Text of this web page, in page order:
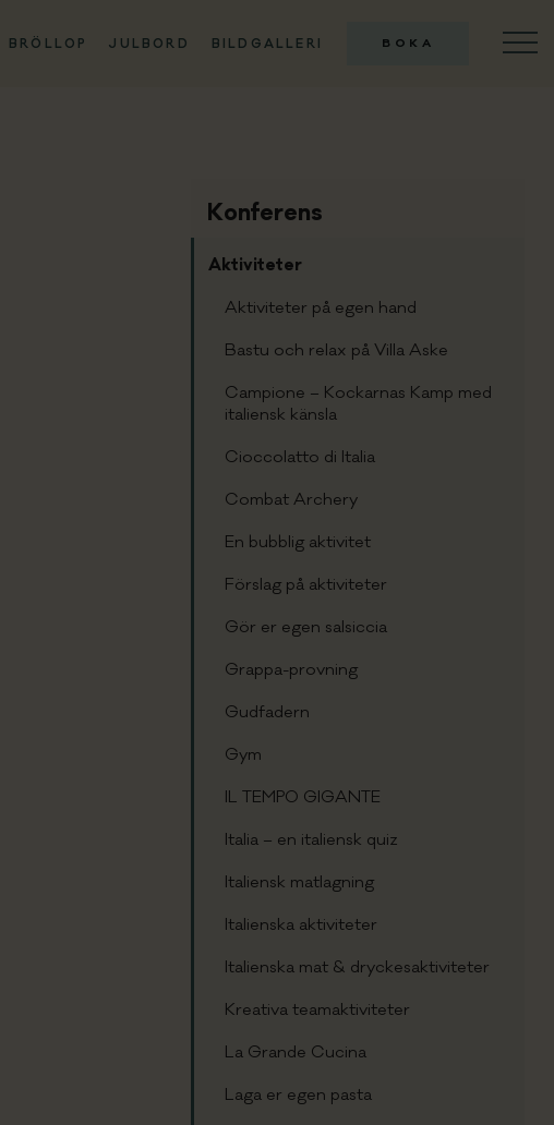
BRÖLLOP JULBORD BILDGALLERI BOKA
Konferens
Aktiviteter
Aktiviteter på egen hand
Bastu och relax på Villa Aske
Campione – Kockarnas Kamp med
italiensk känsla
Cioccolatto di Italia
Combat Archery
En bubblig aktivitet
Förslag på aktiviteter
Gör er egen salsiccia
Grappa-provning
Gudfadern
Gym
IL TEMPO GIGANTE
Italia – en italiensk quiz
Italiensk matlagning
Italienska aktiviteter
Italienska mat & dryckesaktiviteter
Kreativa teamaktiviteter
La Grande Cucina
Laga er egen pasta